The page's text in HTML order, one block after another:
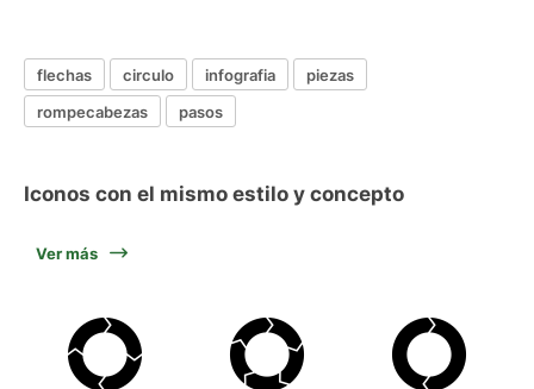
flechas circulo infografia
piezas
rompecabezas
pasos
Iconos con el mismo estilo y concepto
Ver más